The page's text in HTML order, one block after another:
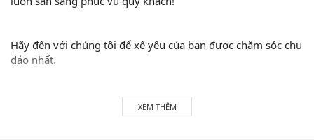
Hãy đến với chúng tôi để xế yêu của bạn được chăm sóc chu
đáo nhất.
XEM THÊM